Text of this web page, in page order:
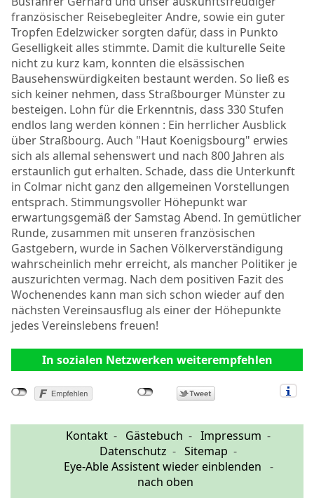
französischer Reisebegleiter Andre, sowie ein guter
Tropfen Edelzwicker sorgten dafür, dass in Punkto
Geselligkeit alles stimmte. Damit die kulturelle Seite
nicht zu kurz kam, konnten die elsässischen
Bausehenswürdigkeiten bestaunt werden. So ließ es
sich keiner nehmen, dass Straßbourger Münster zu
besteigen. Lohn für die Erkenntnis, dass 330 Stufen
endlos lang werden können : Ein herrlicher Ausblick
über Straßbourg. Auch "Haut Koenigsbourg" erwies
sich als allemal sehenswert und nach 800 Jahren als
erstaunlich gut erhalten. Schade, dass die Unterkunft
in Colmar nicht ganz den allgemeinen Vorstellungen
entsprach. Stimmungsvoller Höhepunkt war
erwartungsgemäß der Samstag Abend. In gemütlicher
Runde, zusammen mit unseren französischen
Gastgebern, wurde in Sachen Völkerverständigung
wahrscheinlich mehr erreicht, als mancher Politiker je
auszurichten vermag. Nach dem positiven Fazit des
Wochenendes kann man sich schon wieder auf den
nächsten Vereinsausflug als einer der Höhepunkte
jedes Vereinslebens freuen!
In sozialen Netzwerken weiterempfehlen
Kontakt Gästebuch
Impressum
Datenschutz
Sitemap
Eye-Able Assistent wieder einblenden
nach oben